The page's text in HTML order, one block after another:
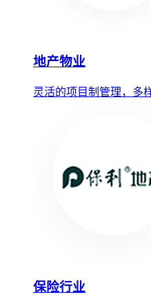
地产物业
灵活的项目制管理，多
保险行业